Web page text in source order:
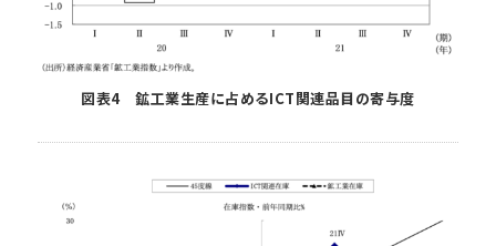
図表4 鉱工業生産に占めるICT関連品目の寄与度